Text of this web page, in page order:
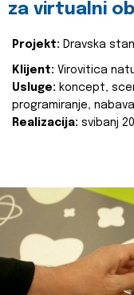
za virtualni
Projekt: Dravska
Klijent: Virovitica
Usluge: koncept,
programiranje,
Realizacija: svibanj